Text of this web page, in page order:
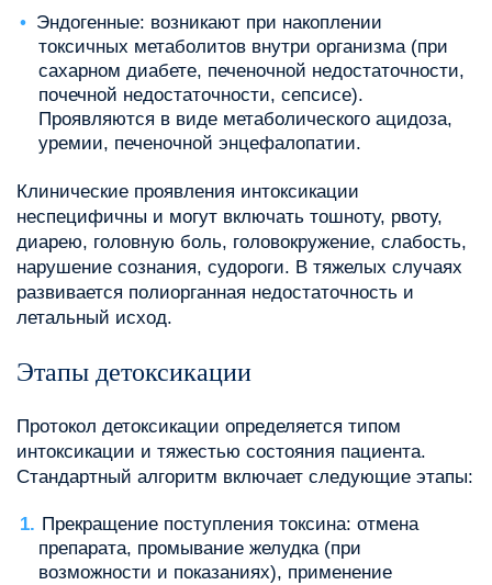
Эндогенные: возникают при накоплении
токсичных метаболитов внутри организма (при
сахарном диабете, печеночной недостаточности,
почечной недостаточности, сепсисе).
Проявляются в виде метаболического ацидоза,
уремии, печеночной энцефалопатии.
Клинические проявления интоксикации
неспецифичны и могут включать тошноту, рвоту,
диарею, головную боль, головокружение, слабость,
нарушение сознания, судороги. В тяжелых случаях
развивается полиорганная недостаточность и
летальный исход.
Этапы детоксикации
Протокол детоксикации определяется типом
интоксикации и тяжестью состояния пациента.
Стандартный алгоритм включает следующие этапы:
Прекращение поступления токсина: отмена
препарата, промывание желудка (при
возможности и показаниях), применение